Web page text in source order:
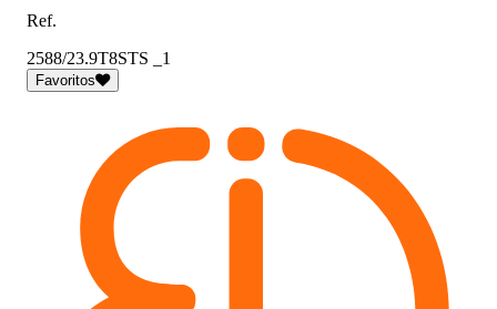
Ref.
2588/23.9T8STS _1
Favoritos